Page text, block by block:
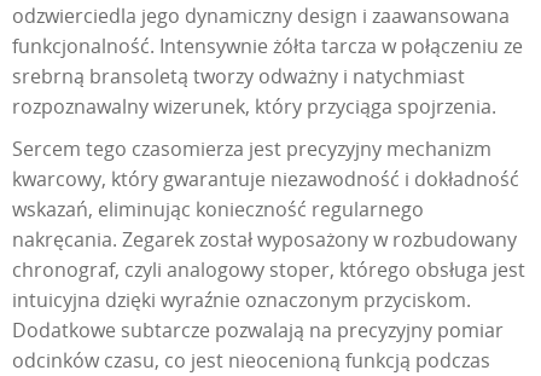
odzwierciedla jego dynamiczny design i zaawansowana
funkcjonalność. Intensywnie żółta tarcza w połączeniu ze
srebrną bransoletą tworzy odważny i natychmiast
rozpoznawalny wizerunek, który przyciąga spojrzenia.
Sercem tego czasomierza jest precyzyjny mechanizm
kwarcowy, który gwarantuje niezawodność i dokładność
wskazań, eliminując konieczność regularnego
nakręcania. Zegarek został wyposażony w rozbudowany
chronograf, czyli analogowy stoper, którego obsługa jest
intuicyjna dzięki wyraźnie oznaczonym przyciskom.
Dodatkowe subtarcze pozwalają na precyzyjny pomiar
odcinków czasu, co jest nieocenioną funkcją podczas